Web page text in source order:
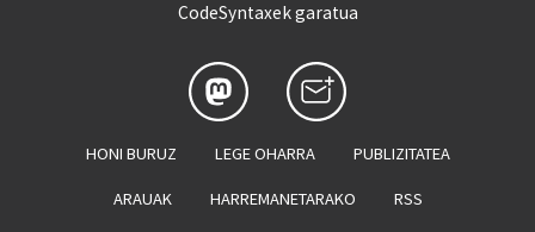
CodeSyntaxek garatua
HONI BURUZ LEGE OHARRA PUBLIZITATEA
ARAUAK HARREMANETARAKO RSS